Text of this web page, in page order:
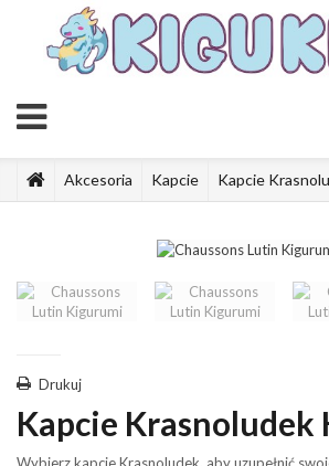
Akcesoria Kapcie Kapcie
Drukuj
Kapcie Krasnoludek
Wybierz kapcie Krasnoludek, aby uzupełnić